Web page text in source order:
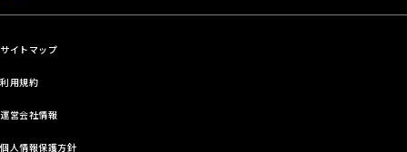
サイトマップ
利用規約
運営会社情報
個人情報保護方針